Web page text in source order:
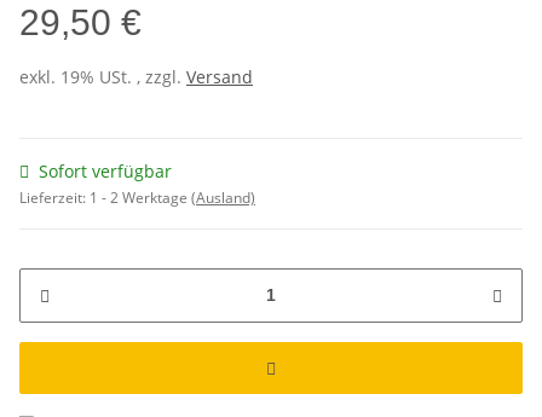
29,50 €
exkl. 19% USt. , zzgl. Versand
Sofort verfügbar
Lieferzeit: 1 - 2 Werktage (Ausland)